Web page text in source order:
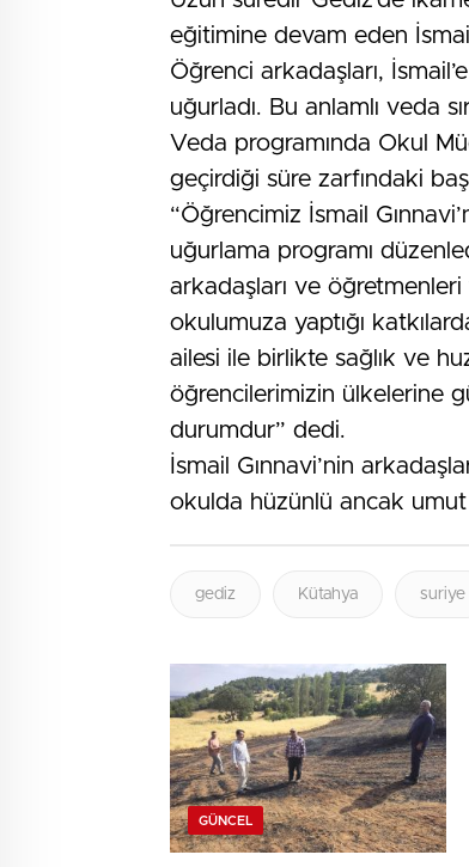
eğitimine devam eden
Öğrenci arkadaşları,
uğurladı. Bu anlamlı veda
Veda programında Okul
geçirdiği süre zarfındaki
“Öğrencimiz İsmail
uğurlama programı
arkadaşları ve
okulumuza yaptığı
ailesi ile birlikte sağlık ve
öğrencilerimizin ülkelerine
durumdur” dedi.
İsmail Gınnavi’nin
okulda hüzünlü ancak
gediz Kütahya suriye
GÜNCEL